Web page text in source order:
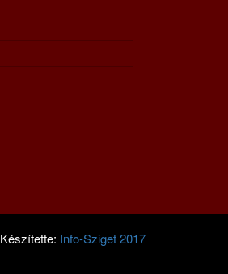
Készítette: Info-Sziget 2017